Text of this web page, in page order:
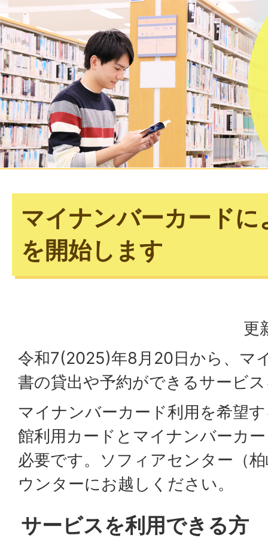
マイナンバーカードに
を開始します
更
令和7(2025)年8月20日から、マ
書の貸出や予約ができるサービ
マイナンバーカード利用を希望
館利用カードとマイナンバーカ
必要です。ソフィアセンター（
ウンターにお越しください。
サービスを利用できる方